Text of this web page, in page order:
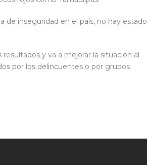
de inseguridad en el país, no hay estado
y va a mejorar la situación al
por los delincuentes o por grupos